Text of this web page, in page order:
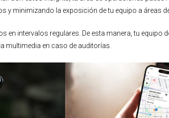
y minimizando la exposición de tu equipo a áreas
intervalos regulares. De esta manera, tu equipo
multimedia en caso de auditorías.